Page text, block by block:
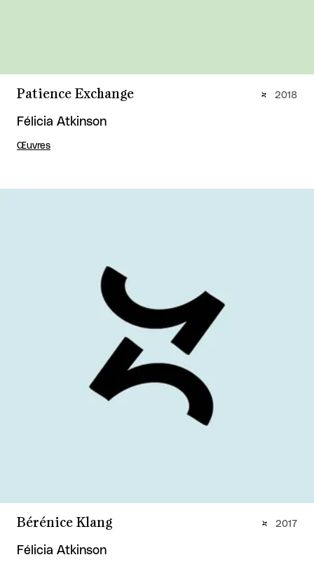
Patience Exchange
Félicia Atkinson
Œuvres
2018
Bérénice Klang
Félicia Atkinson
2017